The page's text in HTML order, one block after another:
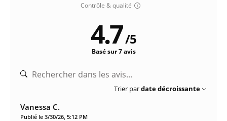
Contrôle & qualité
4.7/5
Basé sur 7 avis
Trier pardate décroissante
Vanessa C.
Publié le 3/30/26, 5:12 PM